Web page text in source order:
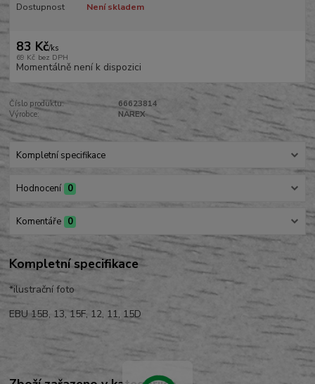
Dostupnost Není skladem
83 Kč/ks
69 Kč bez DPH
Momentálně není k dispozici
Číslo produktu:
66623814
Výrobce:
NAREX
Kompletní specifikace
Hodnocení 0
Komentáře 0
Kompletní specifikace
*ilustrační foto
EBU 15B, 13, 15F, 12, 11, 15D